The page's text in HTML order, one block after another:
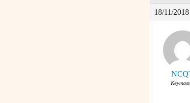
18/11/